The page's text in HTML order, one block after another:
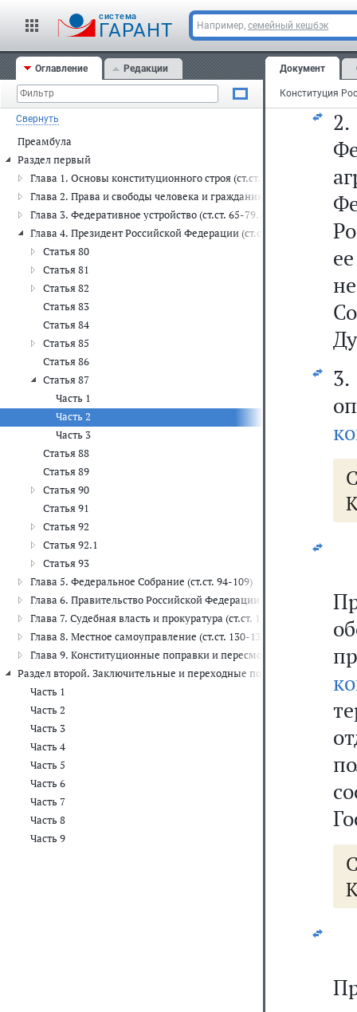
cистема
ГАРАНТ Например, семейный кешбэк
Оглавление Редакции
Свернуть
Преамбула
Раздел первый
Глава 1. Основы конституционного строя (ст.ст. 1-16)
Глава 2. Права и свободы человека и гражданина (ст.ст. 17-64)
Глава 3. Федеративное устройство (ст.ст. 65-79.1)
Глава 4. Президент Российской Федерации (ст.ст. 80-93)
Статья 80
Статья 81
Статья 82
Статья 83
Статья 84
Статья 85
Статья 86
Статья 87
Часть 1
Часть 2
Часть 3
Статья 88
Статья 89
Статья 90
Статья 91
Статья 92
Статья 92.1
Статья 93
Глава 5. Федеральное Собрание (ст.ст. 94-109)
Глава 6. Правительство Российской Федерации (ст.ст. 110-117)
Глава 7. Судебная власть и прокуратура (ст.ст. 118-129)
Глава 8. Местное самоуправление (ст.ст. 130-133)
Глава 9. Конституционные поправки и пересмотр Конституции
Раздел второй. Заключительные и переходные положения
Часть 1
Часть 2
Часть 3
Часть 4
Часть 5
Часть 6
Часть 7
Часть 8
Часть 9
Документ
2.